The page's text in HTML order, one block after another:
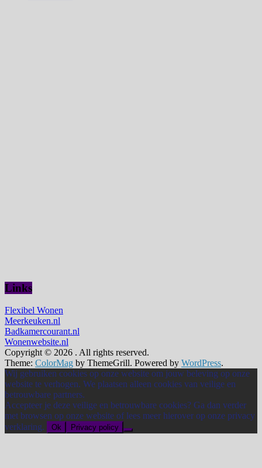
Links
Flexibel Wonen
Meerkeuken.nl
Badkamercourant.nl
Wonenwebsite.nl
Copyright © 2026 . All rights reserved.
Theme: ColorMag by ThemeGrill. Powered by WordPress.
Wij gebruiken cookies op onze website om jouw beleving op onze
website te verhogen. We plaatsen alleen cookies van veilige en
betrouwbare partners.
Accepteer je deze veilige en betrouwbare cookies? Ga dan verder
met browsen op onze website of lees meer hierover op onze privacy
verklaring.
Ok Privacy policy